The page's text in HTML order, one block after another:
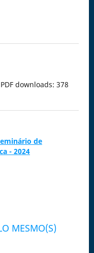
PDF downloads: 378
de
- 2024
MESMO(S)